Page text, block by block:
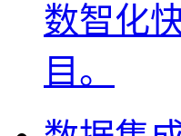
数智化
目。